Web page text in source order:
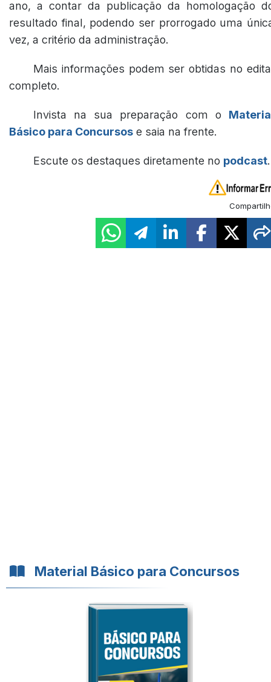
ano, a contar da publicação da homologação
resultado final, podendo ser prorrogado uma
vez, a critério da administração.
Mais informações podem ser obtidas no
completo.
Invista na sua preparação com o
Básico para Concursos e saia na frente.
Escute os destaques diretamente no podcast.
Material Básico para Concursos